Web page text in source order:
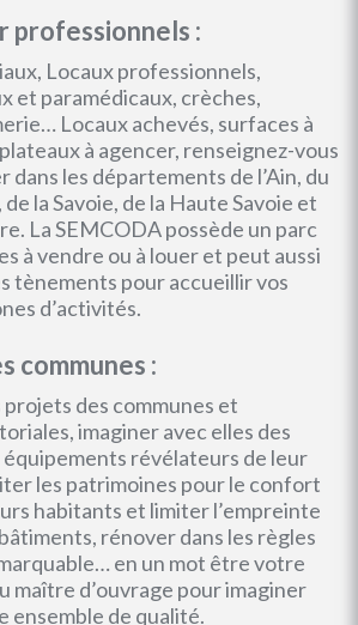
professionnels :
Locaux professionnels,
et paramédicaux, crèches,
Locaux achevés, surfaces à
à agencer, renseignez-vous
dans les départements de l’Ain, du
de la Savoie, de la Haute Savoie et
La SEMCODA possède un parc
à vendre ou à louer et peut aussi
tènements pour accueillir vos
d’activités.
communes :
des communes et
imaginer avec elles des
équipements révélateurs de leur
les patrimoines pour le confort
habitants et limiter l’empreinte
rénover dans les règles
en un mot être votre
maître d’ouvrage pour imaginer
ensemble de qualité.